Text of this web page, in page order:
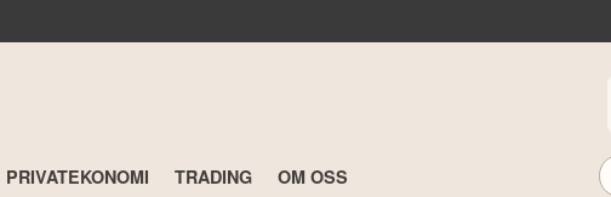
PRIVATEKONOMI TRADING OM OSS